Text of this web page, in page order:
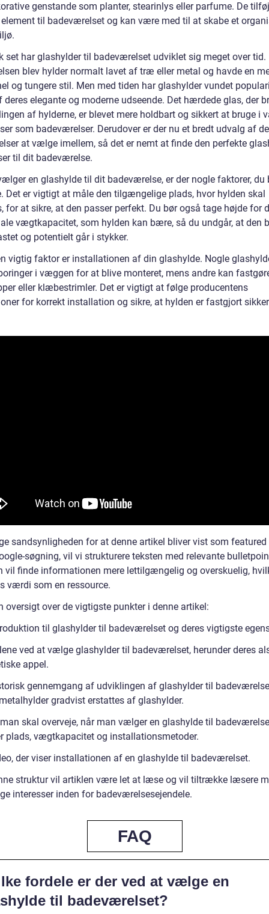
genstande som planter, stearinlys eller parfume. De
til badeværelset og kan være med til at skabe et
set har glashylder til badeværelset udviklet sig meget over tid.
blev hylder normalt lavet af træ eller metal og havde en
og tungere stil. Men med tiden har glashylder vundet
deres elegante og moderne udseende. Det hærdede glas, der
af hylderne, er blevet mere holdbart og sikkert at bruge i
som badeværelser. Derudover er der nu et bredt udvalg af
at vælge imellem, så det er nemt at finde den perfekte
til dit badeværelse.
en glashylde til dit badeværelse, er der nogle faktorer, du
Det er vigtigt at måle den tilgængelige plads, hvor hylden skal
for at sikre, at den passer perfekt. Du bør også tage højde for
vægtkapacitet, som hylden kan bære, så du undgår, at den
og potentielt går i stykker.
vigtig faktor er installationen af din glashylde. Nogle
i væggen for at blive monteret, mens andre kan
eller klæbestrimler. Det er vigtigt at følge producentens
for korrekt installation og sikre, at hylden er fastgjort
sandsynligheden for at denne artikel bliver vist som
søgning, vil vi strukturere teksten med relevante
vil finde informationen mere lettilgængelig og overskuelig,
værdi som en ressource.
oversigt over de vigtigste punkter i denne artikel:
til glashylder til badeværelset og deres vigtigste
ved at vælge glashylder til badeværelset, herunder deres
appel.
gennemgang af udviklingen af glashylder til
gradvist erstattes af glashylder.
skal overveje, når man vælger en glashylde til
plads, vægtkapacitet og installationsmetoder.
der viser installationen af en glashylde til badeværelset.
struktur vil artiklen være let at læse og vil tiltrække læsere
interesser inden for badeværelsesejendele.
FAQ
fordele er der ved at vælge en
til badeværelset?